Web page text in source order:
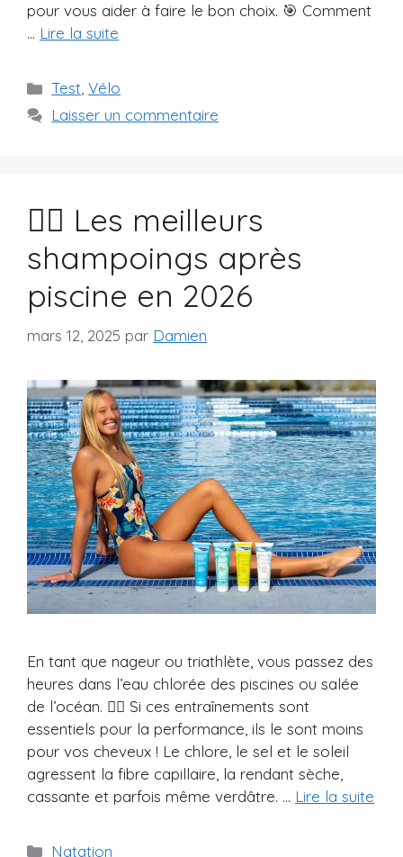
pour vous aider à faire le bon choix. 🎯 Comment
… Lire la suite
Catégories
Test,Vélo
Laisser un commentaire
🏊‍♀️ Les meilleurs
shampoings après
piscine en 2026
mars 12, 2025 par Damien
En tant que nageur ou triathlète, vous passez des
heures dans l’eau chlorée des piscines ou salée
de l’océan. 🏊‍♂️ Si ces entraînements sont
essentiels pour la performance, ils le sont moins
pour vos cheveux ! Le chlore, le sel et le soleil
agressent la fibre capillaire, la rendant sèche,
cassante et parfois même verdâtre. … Lire la suite
Catégories
Natation